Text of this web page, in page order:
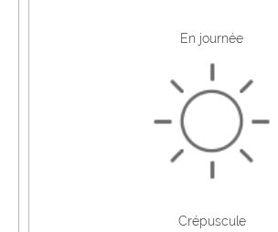
En journée
Crépuscule